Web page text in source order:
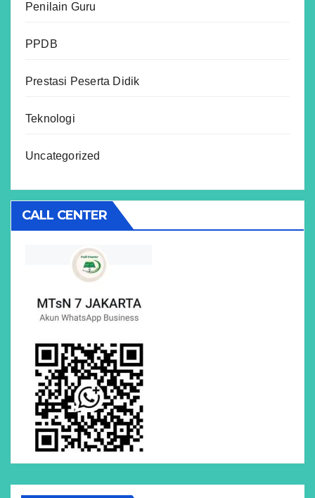
Penilain Guru
PPDB
Prestasi Peserta Didik
Teknologi
Uncategorized
CALL CENTER